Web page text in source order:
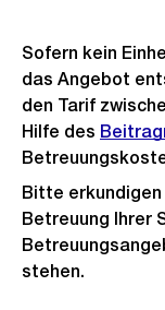
Sofern kein
das Angebot
den Tarif
Hilfe des
Bitte
Betreuung Ihrer
stehen.